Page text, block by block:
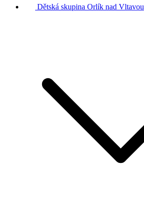
Dětská skupina Orlík nad Vltavou